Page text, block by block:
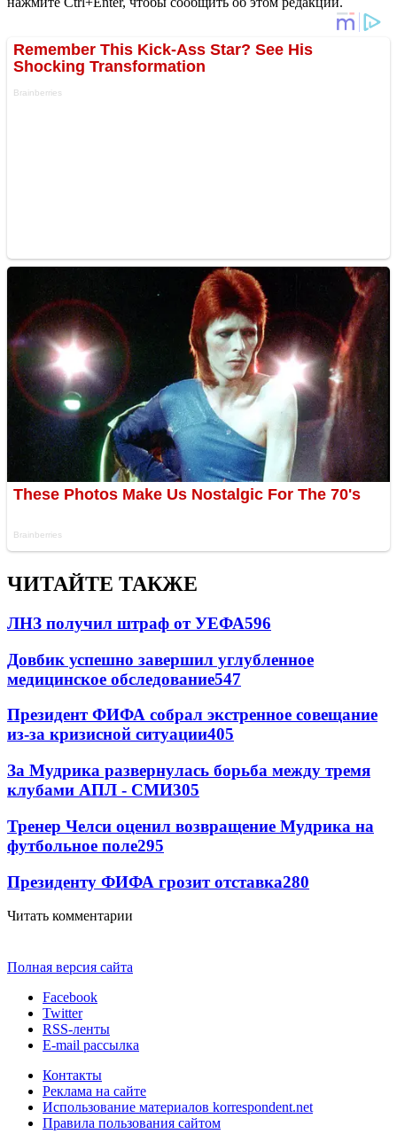
ЧИТАЙТЕ ТАКЖЕ
ЛНЗ получил штраф от УЕФА596
Довбик успешно завершил углубленное
медицинское обследование547
Президент ФИФА собрал экстренное совещание
из-за кризисной ситуации405
За Мудрика развернулась борьба между тремя
клубами АПЛ - СМИ305
Тренер Челси оценил возвращение Мудрика на
футбольное поле295
Президенту ФИФА грозит отставка280
Читать комментарии
Полная версия сайта
Facebook
Twitter
RSS-ленты
E-mail рассылка
Контакты
Реклама на сайте
Использование материалов korrespondent.net
Правила пользования сайтом